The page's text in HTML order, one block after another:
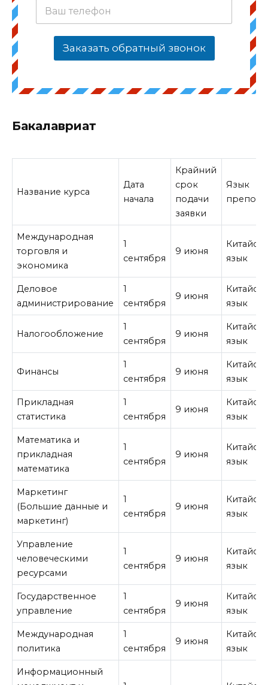
Заказать обратный звонок
Бакалавриат
Название курса
Дата
начала
Крайний
срок
подачи
заявки
Язык
Международная
торговля и
экономика
1
сентября
9 июня
язык
Деловое
администрирование
1
сентября
9 июня
язык
Налогообложение
1
сентября
9 июня
язык
Финансы
1
сентября
9 июня
язык
Прикладная
статистика
1
сентября
9 июня
язык
Математика и
прикладная
математика
1
сентября
9 июня
язык
Маркетинг
(Большие данные и
маркетинг)
1
сентября
9 июня
язык
Управление
человеческими
ресурсами
1
сентября
9 июня
язык
Государственное
управление
1
сентября
9 июня
язык
Международная
политика
1
сентября
9 июня
язык
Информационный